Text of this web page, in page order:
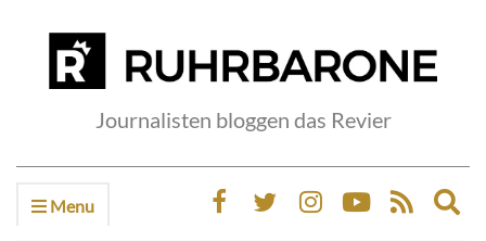
Journalisten bloggen das Revier
Menu